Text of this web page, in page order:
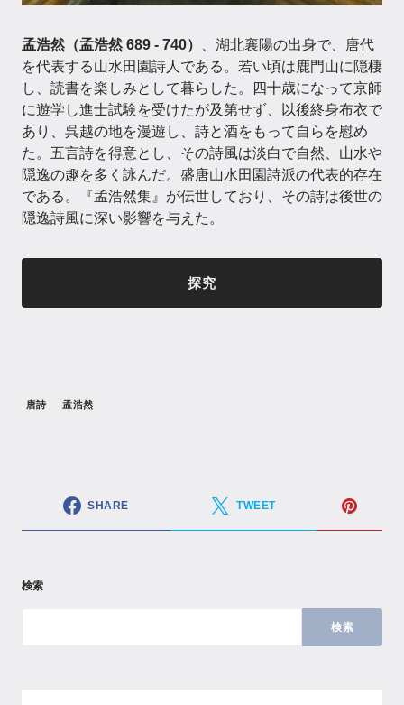
孟浩然（孟浩然 689 - 740）
、湖北襄陽の出身で、唐代
を代表する山水田園詩人である。若い頃は鹿門山に隠棲
し、読書を楽しみとして暮らした。四十歳になって京師
に遊学し進士試験を受けたが及第せず、以後終身布衣で
あり、呉越の地を漫遊し、詩と酒をもって自らを慰め
た。五言詩を得意とし、その詩風は淡白で自然、山水や
隠逸の趣を多く詠んだ。盛唐山水田園詩派の代表的存在
である。『孟浩然集』が伝世しており、その詩は後世の
隠逸詩風に深い影響を与えた。
探究
唐詩 孟浩然
SHARE TWEET
検索
検索